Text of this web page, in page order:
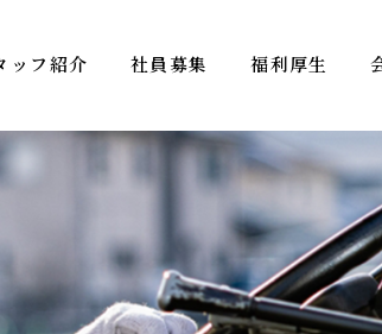
ッフ紹介 社員募集 福利厚生